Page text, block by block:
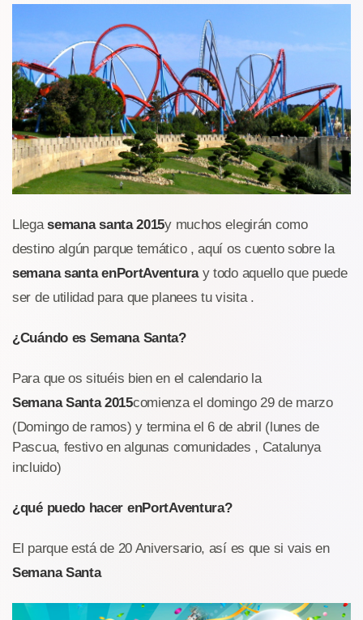
Llegasemana santa 2015y muchos elegirán como
destino algún parque temático , aquí os cuento sobre la
semana santa enPortAventuray todo aquello que puede
ser de utilidad para que planees tu visita .
¿Cuándo es Semana Santa?
Para que os situéis bien en el calendario la
Semana Santa 2015comienza el domingo 29 de marzo
(Domingo de ramos) y termina el 6 de abril (lunes de
Pascua, festivo en algunas comunidades , Catalunya
incluido)
¿qué puedo hacer enPortAventura?
El parque está de 20 Aniversario, así es que si vais en
Semana Santa